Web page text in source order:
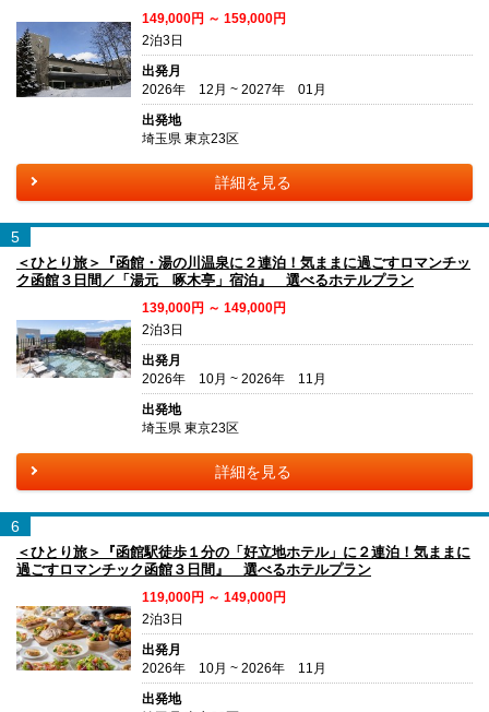
149,000円 ～ 159,000円
2泊3日
出発月
2026年 12月 ~ 2027年 01月
出発地
埼玉県 東京23区
詳細を見る
5
＜ひとり旅＞『函館・湯の川温泉に２連泊！気ままに過ごすロマンチッ
ク函館３日間／「湯元 啄木亭」宿泊』 選べるホテルプラン
139,000円 ～ 149,000円
2泊3日
出発月
2026年 10月 ~ 2026年 11月
出発地
埼玉県 東京23区
詳細を見る
6
＜ひとり旅＞『函館駅徒歩１分の「好立地ホテル」に２連泊！気ままに
過ごすロマンチック函館３日間』 選べるホテルプラン
119,000円 ～ 149,000円
2泊3日
出発月
2026年 10月 ~ 2026年 11月
出発地